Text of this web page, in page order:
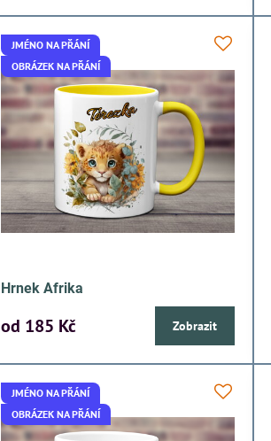
JMÉNO NA PŘÁNÍ
OBRÁZEK NA PŘÁNÍ
Hrnek Afrika
od 185 Kč Zobrazit
JMÉNO NA PŘÁNÍ
OBRÁZEK NA PŘÁNÍ